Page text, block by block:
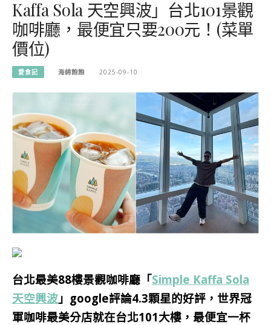
Kaffa Sola 天空興波」台北101景觀
咖啡廳，最便宜只要200元！(菜單
價位)
愛食記 海綿飽飽 2025-09-10
台北最美88樓景觀咖啡廳「Simple Kaffa Sola
天空興波 」google評論4.3顆星的好評，世界冠
軍咖啡最美分店就在台北101大樓， 最便宜一杯